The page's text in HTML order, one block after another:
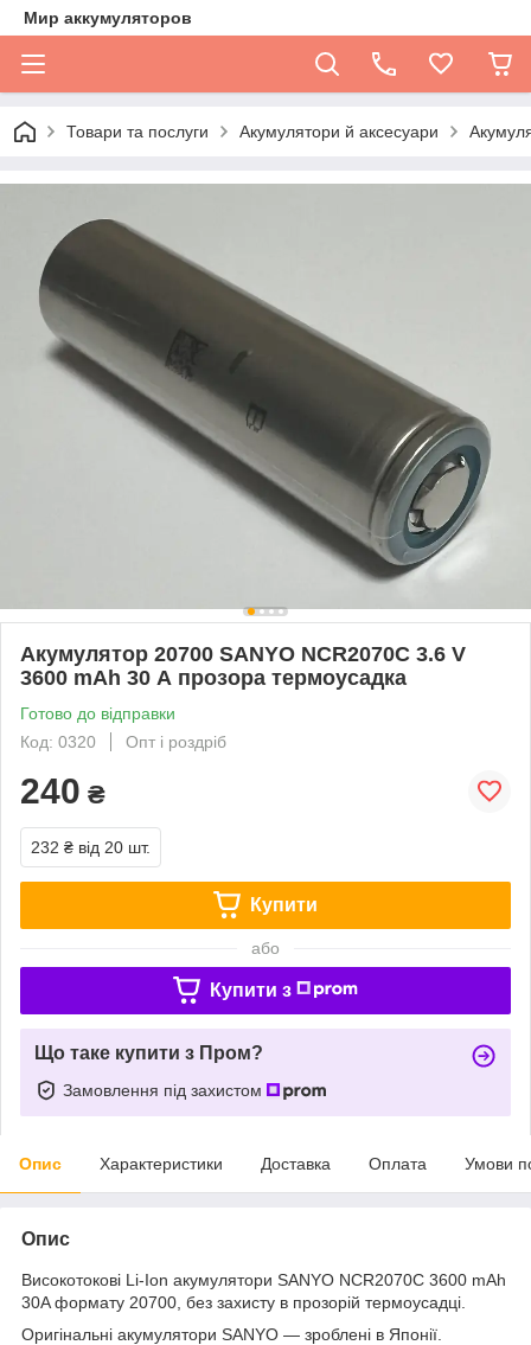
Мир аккумуляторов
Товари та послуги Акумулятори й аксесуари
Акумулятор 20700 SANYO NCR2070С 3.6 V
3600 mAh 30 А прозора термоусадка
Готово до відправки
Код: 0320
Опт і роздріб
240 ₴
232 ₴ від 20 шт.
Купити
або
Купити з
Що таке купити з Пром?
Замовлення під захистом
Опис Характеристики Доставка Оплата Умови
Опис
Високотокові Li-Ion акумулятори SANYO NCR2070C 3600 mAh
30A формату 20700, без захисту в прозорій термоусадці.
Оригінальні акумулятори SANYO — зроблені в Японії.